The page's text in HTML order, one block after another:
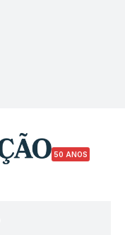
50 ANOS